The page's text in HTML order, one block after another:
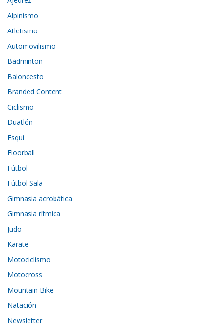
Alpinismo
Atletismo
Automovilismo
Bádminton
Baloncesto
Branded Content
Ciclismo
Duatlón
Esquí
Floorball
Fútbol
Fútbol Sala
Gimnasia acrobática
Gimnasia rítmica
Judo
Karate
Motociclismo
Motocross
Mountain Bike
Natación
Newsletter